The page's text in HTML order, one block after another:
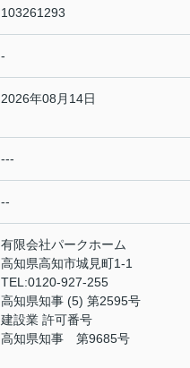
103261293
-
2026年08月14日
---
--
有限会社パークホーム
高知県高知市城見町1-1
TEL:0120-927-255
高知県知事 (5) 第2595号
建設業 許可番号
高知県知事 第9685号